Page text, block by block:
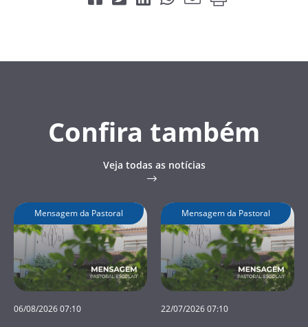
Confira também
Veja todas as notícias
Mensagem da Pastoral
06/08/2026 07:10
Mensagem da Pastoral
22/07/2026 07:10